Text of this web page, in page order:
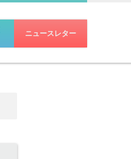
ニュースレター